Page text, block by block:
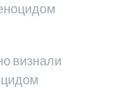
визнали